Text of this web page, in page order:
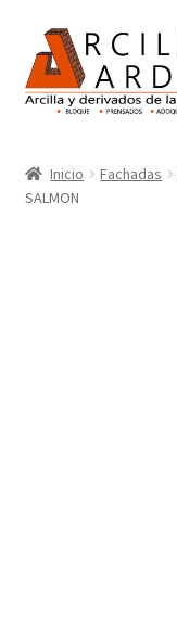
Nosotros
Inicio Fachadas
SALMON